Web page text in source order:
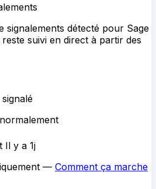
signalements détecté pour Sage
suivi en direct à partir des
Il y a 1j
— Comment ça marche